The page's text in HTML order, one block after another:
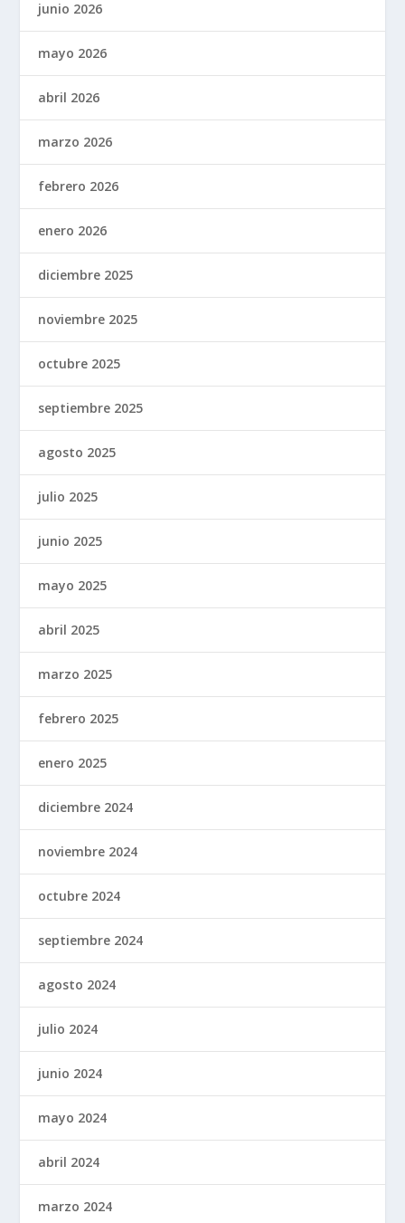
junio 2026
mayo 2026
abril 2026
marzo 2026
febrero 2026
enero 2026
diciembre 2025
noviembre 2025
octubre 2025
septiembre 2025
agosto 2025
julio 2025
junio 2025
mayo 2025
abril 2025
marzo 2025
febrero 2025
enero 2025
diciembre 2024
noviembre 2024
octubre 2024
septiembre 2024
agosto 2024
julio 2024
junio 2024
mayo 2024
abril 2024
marzo 2024